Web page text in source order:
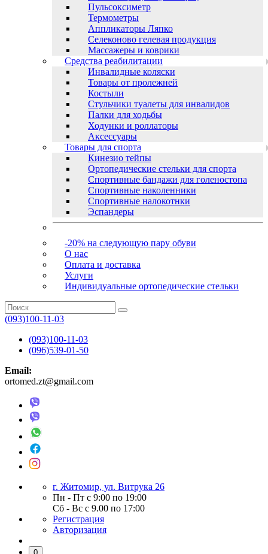
Пульсоксиметр
Термометры
Аппликаторы Ляпко
Селеконово гелевая продукция
Массажеры и коврики
Средства реабилитации
Инвалидные коляски
Товары от пролежней
Костыли
Стульчики туалеты для инвалидов
Палки для ходьбы
Ходунки и роллаторы
Аксессуары
Товары для спорта
Кинезио тейпы
Ортопедические стельки для спорта
Спортивные бандажи для голеностопа
Спортивные наколенники
Спортивные налокотнки
Эспандеры
-20% на следующую пару обуви
О нас
Оплата и доставка
Услуги
Индивидуальные ортопедические стельки
(093)100-11-03
(093)100-11-03
(096)539-01-50
Email:
ortomed.zt@gmail.com
г. Житомир, ул. Витрука 26
Пн - Пт с 9:00 по 19:00
Сб - Вс с 9.00 по 17:00
Регистрация
Авторизация